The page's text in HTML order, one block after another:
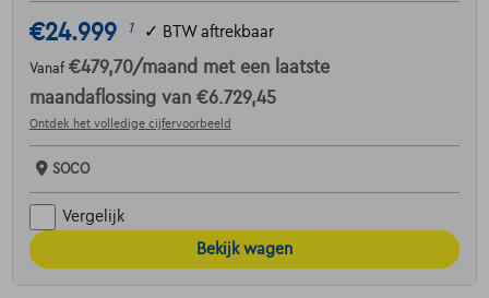
€24.999 1 ✓ BTW aftrekbaar
Vanaf €479,70/maand met een laatste
maandaflossing van €6.729,45
Ontdek het volledige cijfervoorbeeld
SOCO
Vergelijk
Bekijk wagen